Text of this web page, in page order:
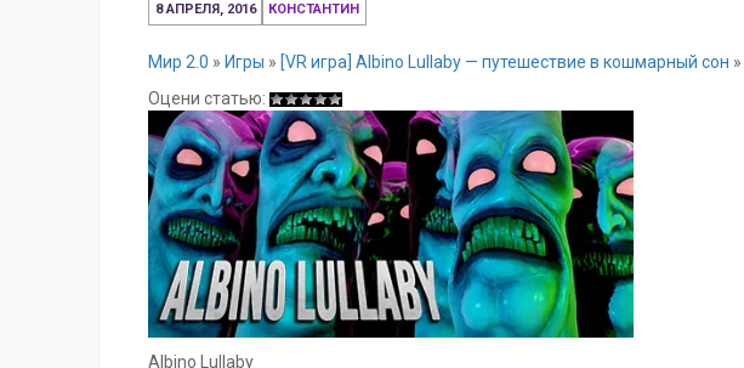
8 АПРЕЛЯ, 2016
апреля,
КОНСТАНТИН
Мир 2.0 » Игры » [VR игра] Albino Lullaby — путешествие в кошмарный сон »
Оцени статью:
Albino Lullaby